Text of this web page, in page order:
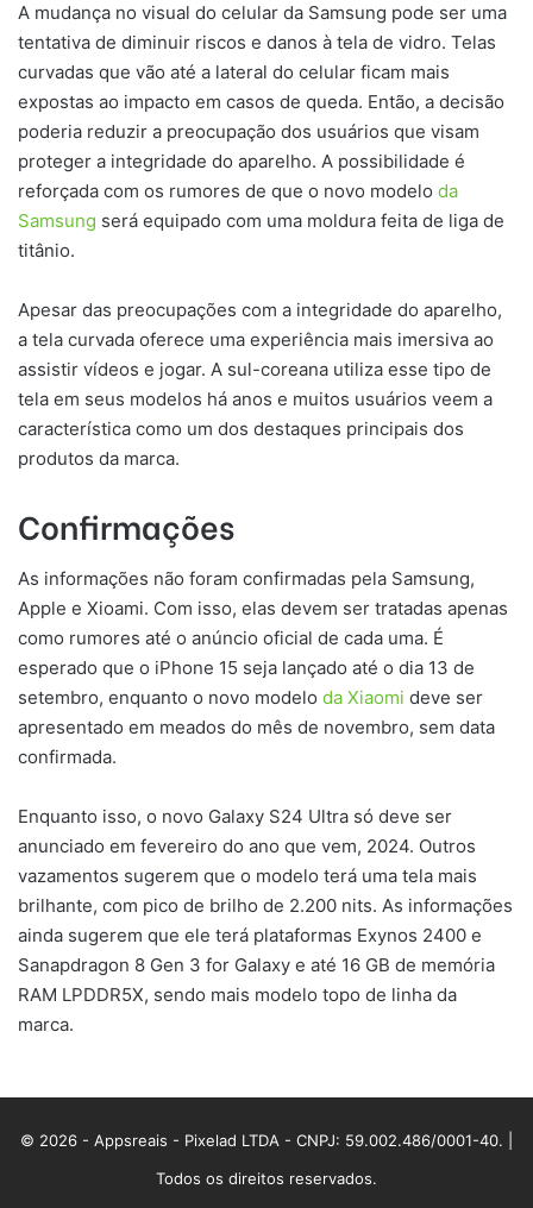
A mudança no visual do celular da Samsung pode ser uma
tentativa de diminuir riscos e danos à tela de vidro. Telas
curvadas que vão até a lateral do celular ficam mais
expostas ao impacto em casos de queda. Então, a decisão
poderia reduzir a preocupação dos usuários que visam
proteger a integridade do aparelho. A possibilidade é
reforçada com os rumores de que o novo modelo da
Samsung será equipado com uma moldura feita de liga de
titânio.
Apesar das preocupações com a integridade do aparelho,
a tela curvada oferece uma experiência mais imersiva ao
assistir vídeos e jogar. A sul-coreana utiliza esse tipo de
tela em seus modelos há anos e muitos usuários veem a
característica como um dos destaques principais dos
produtos da marca.
Confirmações
As informações não foram confirmadas pela Samsung,
Apple e Xioami. Com isso, elas devem ser tratadas apenas
como rumores até o anúncio oficial de cada uma. É
esperado que o iPhone 15 seja lançado até o dia 13 de
setembro, enquanto o novo modelo da Xiaomi deve ser
apresentado em meados do mês de novembro, sem data
confirmada.
Enquanto isso, o novo Galaxy S24 Ultra só deve ser
anunciado em fevereiro do ano que vem, 2024. Outros
vazamentos sugerem que o modelo terá uma tela mais
brilhante, com pico de brilho de 2.200 nits. As informações
ainda sugerem que ele terá plataformas Exynos 2400 e
Sanapdragon 8 Gen 3 for Galaxy e até 16 GB de memória
RAM LPDDR5X, sendo mais modelo topo de linha da
marca.
© 2026 - Appsreais - Pixelad LTDA - CNPJ: 59.002.486/0001-40. |
Todos os direitos reservados.